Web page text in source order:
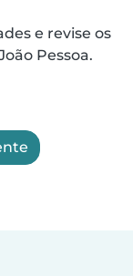
e revise os
Pessoa.